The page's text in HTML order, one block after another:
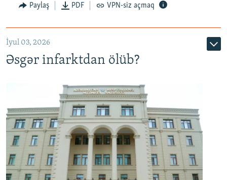
Auto 240p 360p 480p
720p 1080p
Paylaş PDF VPN-siz açmaq
İyul 03, 2026
Əsgər infarktdan ölüb?